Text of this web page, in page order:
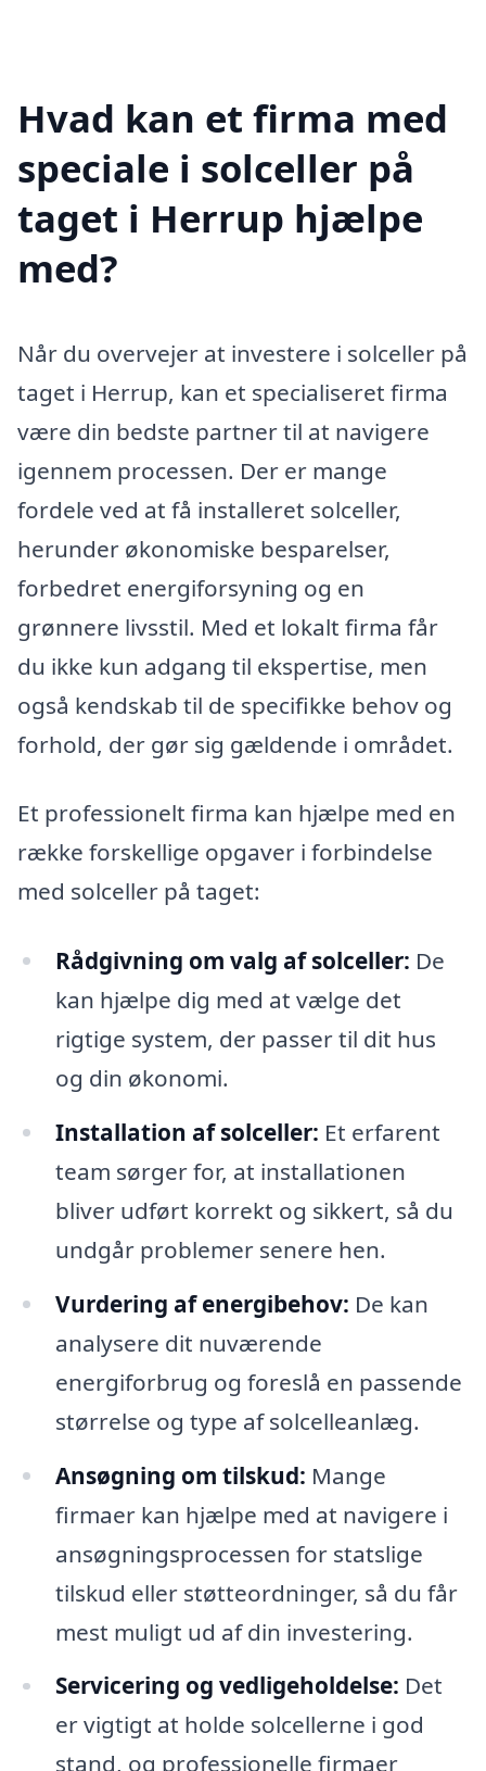
Hvad kan et firma med
speciale i solceller på
taget i Herrup hjælpe
med?
Når du overvejer at investere i solceller på
taget i Herrup, kan et specialiseret firma
være din bedste partner til at navigere
igennem processen. Der er mange
fordele ved at få installeret solceller,
herunder økonomiske besparelser,
forbedret energiforsyning og en
grønnere livsstil. Med et lokalt firma får
du ikke kun adgang til ekspertise, men
også kendskab til de specifikke behov og
forhold, der gør sig gældende i området.
Et professionelt firma kan hjælpe med en
række forskellige opgaver i forbindelse
med solceller på taget:
Rådgivning om valg af solceller: De
kan hjælpe dig med at vælge det
rigtige system, der passer til dit hus
og din økonomi.
Installation af solceller: Et erfarent
team sørger for, at installationen
bliver udført korrekt og sikkert, så du
undgår problemer senere hen.
Vurdering af energibehov: De kan
analysere dit nuværende
energiforbrug og foreslå en passende
størrelse og type af solcelleanlæg.
Ansøgning om tilskud: Mange
firmaer kan hjælpe med at navigere i
ansøgningsprocessen for statslige
tilskud eller støtteordninger, så du får
mest muligt ud af din investering.
Servicering og vedligeholdelse: Det
er vigtigt at holde solcellerne i god
stand, og professionelle firmaer